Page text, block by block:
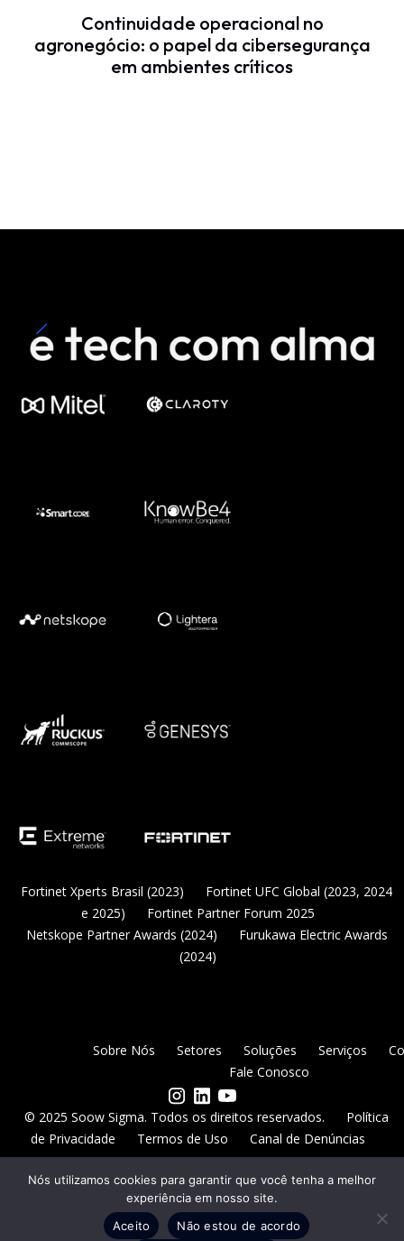
Continuidade operacional no
agronegócio: o papel da cibersegurança
em ambientes críticos
Fortinet Xperts Brasil (2023)
Fortinet UFC Global (2023, 2024
e 2025)
Fortinet Partner Forum 2025
Netskope Partner Awards (2024)
Furukawa Electric Awards
(2024)
Sobre Nós Setores Soluções Serviços
Fale Conosco
© 2025 Soow Sigma. Todos os direitos reservados.
Política
de Privacidade
Termos de Uso Canal de Denúncias
Nós utilizamos cookies para garantir que você tenha a melhor
experiência em nosso site.
Aceito
Não estou de acordo